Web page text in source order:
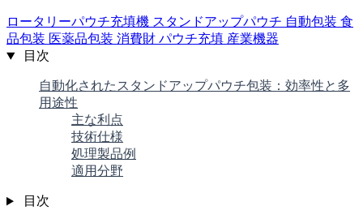
ロータリーパウチ充填機 スタンドアップパウチ 自動包装 食
品包装 医薬品包装 消費財 パウチ充填 産業機器
目次
自動化されたスタンドアップパウチ包装：効率性と多
用途性
主な利点
技術仕様
処理製品例
適用分野
目次